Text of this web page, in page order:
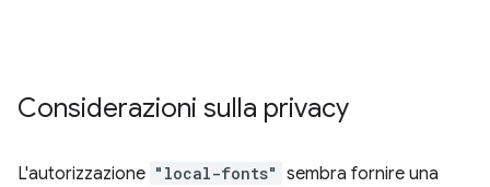
Considerazioni sulla privacy
L'autorizzazione "local-fonts" sembra fornire una